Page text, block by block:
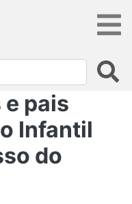
pais
Infantil
do